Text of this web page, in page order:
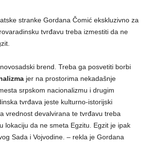
stranke Gordana Čomić ekskluzivno za
tvrđavu treba izmestiti da ne
brend. Treba ga posvetiti borbi
jer na prostorima nekadašnje
srpskom nacionalizmu i drugim
tvrđava jeste kulturno-istorijski
vrednost devalvirana te tvrđavu treba
lokaciju da ne smeta Egzitu. Egzit je ipak
Sada i Vojvodine. – rekla je Gordana